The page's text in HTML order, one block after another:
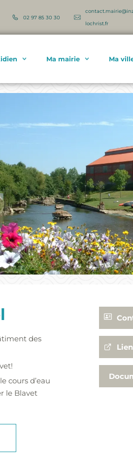
02 97 85 30 30
lochrist.fr
Ma mairie Ma
des
cours d’eau
le Blavet
02 97